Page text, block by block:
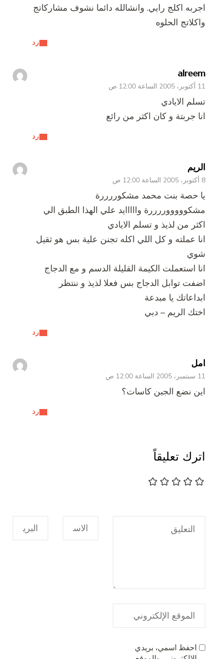
رد
اجربه اكلج رايي. وانشالله دائما نشوف مشاركاتج
واكلاتج الحلوه
alreem
11 أكتوبر، 2005 الساعة 12:00 ص
رد
تسلم الايادي
انا جربتة و كان اكثر من رائع
الريم
8 أكتوبر، 2005 الساعة 12:00 ص
رد
يا حصة بنت محمد مشكوررررة
مشكوووووررررة وااااايد علي الهذا الطبق الي
اكثر من لذيذ و تسلم الايادي
انا عملته و كل اللي اكله تجنن علية بس هو ثقيل
شوي
انا استعملت الكيمة القليلة الدسم و مع الدجاج
اضفت توابل الدجاج بس فعلا لذيذ و ننتظر
ابداعاتك يا مبدعة
اختك الريم – دبي
امل
11 سبتمبر، 2005 الساعة 12:00 ص
رد
اين نضع الجبن كاسات؟
اترك تعليقاً
احفظ اسمي، بريدي